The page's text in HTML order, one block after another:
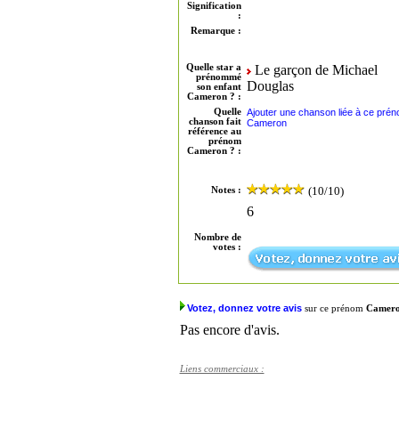
Signification
:
Remarque :
Quelle star a
prénommé
son enfant
Cameron ? :
Le garçon de Michael
Douglas
Quelle
chanson fait
référence au
prénom
Cameron ? :
Ajouter une chanson liée à ce
Cameron
Notes : (10/10)
Nombre de
votes :
6
Votez, donnez votre avissur ce prénom
Pas encore d'avis.
Liens commerciaux :